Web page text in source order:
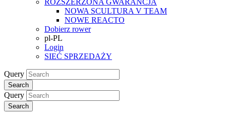
ROZSZERZONA GWARANCJA
NOWA SCULTURA V TEAM
NOWE REACTO
Dobierz rower
pl-PL
Login
SIEĆ SPRZEDAŻY
Query
Search
Query
Search